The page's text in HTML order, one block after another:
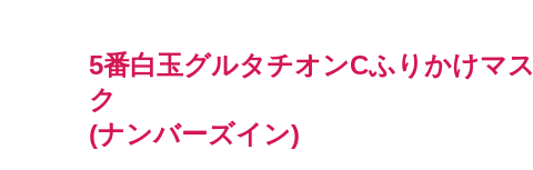
5番白玉グルタチオンCふりかけマス
ク
(ナンバーズイン)